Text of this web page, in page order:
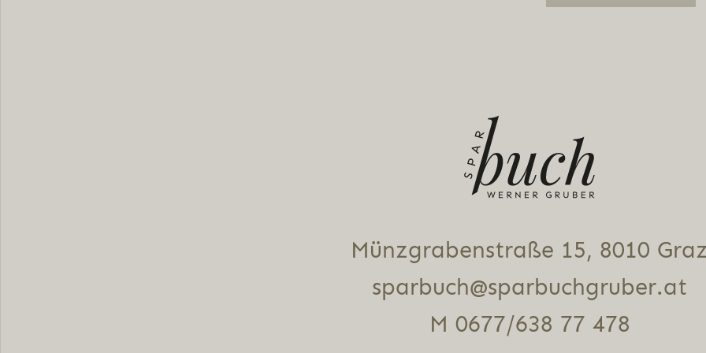
Münz­gra­ben­stra­ße 15, 8010
sparbuch@sparbuchgruber.at
M 0677/638 77 478